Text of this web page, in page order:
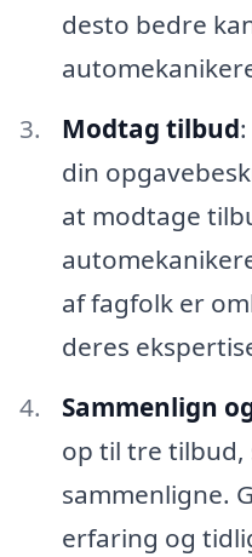
desto bedre
Modtag tilbud
din
at modtage
af fagfolk er
deres
Sammenlign
op til tre tilbud,
sammenligne.
erfaring og